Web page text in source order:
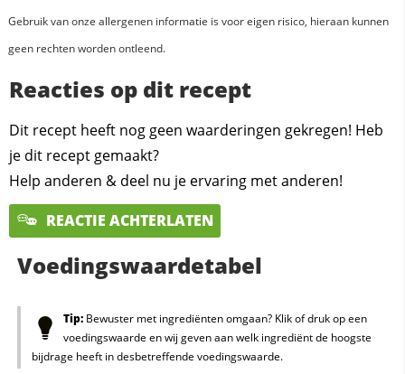
Gebruik van onze allergenen informatie is voor eigen risico, hieraan kunnen
geen rechten worden ontleend.
Reacties op dit recept
Dit recept heeft nog geen waarderingen gekregen! Heb
je dit recept gemaakt?
Help anderen & deel nu je ervaring met anderen!
REACTIE ACHTERLATEN
Voedingswaardetabel
Tip:Bewuster met ingrediënten omgaan? Klik of druk op een
voedingswaarde en wij geven aan welk ingrediënt de hoogste
bijdrage heeft in desbetreffende voedingswaarde.